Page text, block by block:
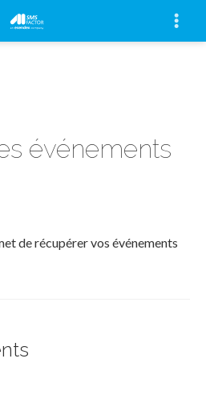
événements
de récupérer vos événements